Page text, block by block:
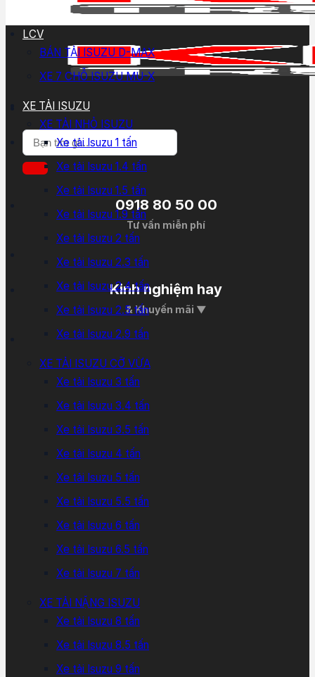
Tìm
kiếm:
0918 80 50 00
Tư vấn miễn phí
Kinh nghiệm hay
& Khuyến mãi ▼
LCV
BÁN TẢI ISUZU D-MAX
XE 7 CHỖ ISUZU MU-X
XE TẢI ISUZU
XE TẢI NHỎ ISUZU
Xe tải Isuzu 1 tấn
Xe tải Isuzu 1.4 tấn
Xe tải Isuzu 1.5 tấn
Xe tải Isuzu 1.9 tấn
Xe tải Isuzu 2 tấn
Xe tải Isuzu 2.3 tấn
Xe tải Isuzu 2.4 tấn
Xe tải Isuzu 2.5 tấn
Xe tải Isuzu 2.9 tấn
XE TẢI ISUZU CỠ VỪA
Xe tải Isuzu 3 tấn
Xe tải Isuzu 3.4 tấn
Xe tải Isuzu 3.5 tấn
Xe tải Isuzu 4 tấn
Xe tải Isuzu 5 tấn
Xe tải Isuzu 5.5 tấn
Xe tải Isuzu 6 tấn
Xe tải Isuzu 6.5 tấn
Xe tải Isuzu 7 tấn
XE TẢI NẶNG ISUZU
Xe tải Isuzu 8 tấn
Xe tải Isuzu 8.5 tấn
Xe tải Isuzu 9 tấn